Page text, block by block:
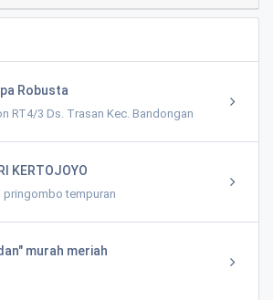
Robusta
RT4/3 Ds. Trasan Kec. Bandongan
KERTOJOYO
pringombo tempuran
murah meriah